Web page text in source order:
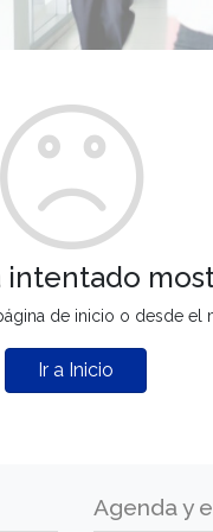
intentado
de inicio o desde el
Ir a Inicio
Agenda y